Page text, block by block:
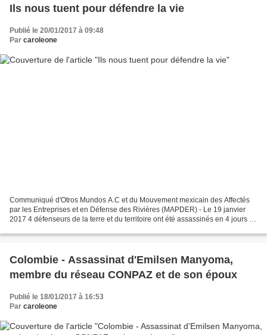
Ils nous tuent pour défendre la vie
Publié le 20/01/2017 à 09:48
Par caroleone
Communiqué d'Otros Mundos A.C et du Mouvement mexicain des Affectés
par les Entreprises et en Défense des Rivières (MAPDER) - Le 19 janvier
2017 4 défenseurs de la terre et du territoire ont été assassinés en 4 jours en
Colombie - Assassinat d'Emilsen Manyoma,
membre du réseau CONPAZ et de son époux
Publié le 18/01/2017 à 16:53
Par caroleone